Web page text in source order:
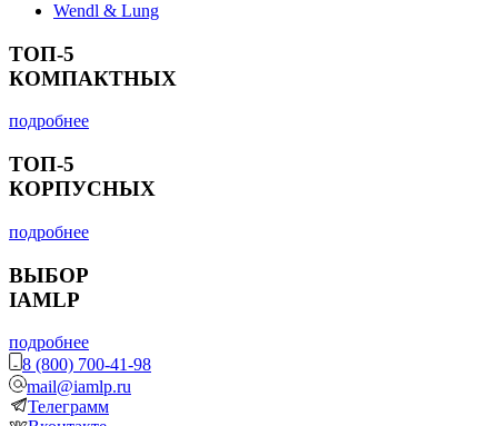
Wendl & Lung
ТОП-5
КОМПАКТНЫХ
подробнее
ТОП-5
КОРПУСНЫХ
подробнее
ВЫБОР
IAMLP
подробнее
8 (800) 700-41-98
mail@iamlp.ru
Телеграмм